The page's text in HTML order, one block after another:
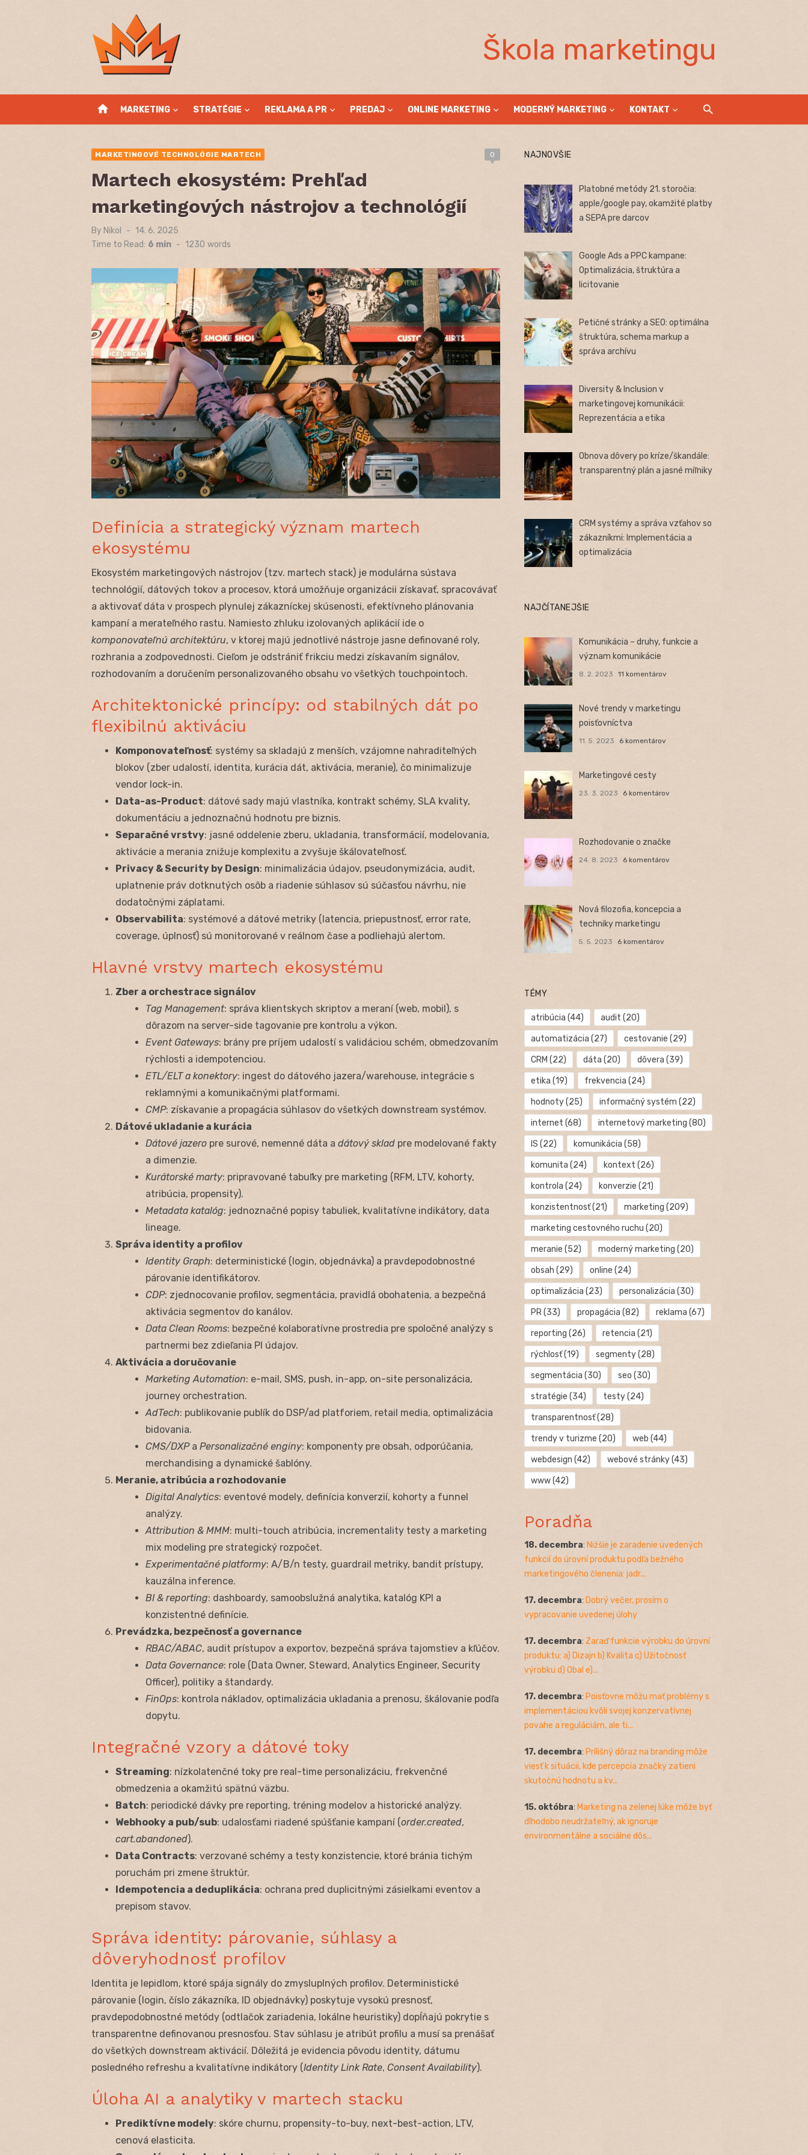
Škola marketingu
home MARKETING STRATÉGIE REKLAMA A PR PREDAJ ONLINE MARKETING MODERNÝ MARKETING KONTAKT
MARKETINGOVÉ TECHNOLÓGIE MARTECH 0
Martech ekosystém: Prehľad
marketingových nástrojov a technológií
By Nikol
Posted
on
14. 6. 2025
Time to Read: 6 min - 1230 words
Definícia a strategický význam martech
ekosystému
Ekosystém marketingových nástrojov (tzv. martech stack) je modulárna sústava
technológií, dátových tokov a procesov, ktorá umožňuje organizácii získavať, spracovávať
a aktivovať dáta v prospech plynulej zákazníckej skúsenosti, efektívneho plánovania
kampaní a merateľného rastu. Namiesto zhluku izolovaných aplikácií ide o
komponovateľnú architektúru, v ktorej majú jednotlivé nástroje jasne definované roly,
rozhrania a zodpovednosti. Cieľom je odstrániť frikciu medzi získavaním signálov,
rozhodovaním a doručením personalizovaného obsahu vo všetkých touchpointoch.
Architektonické princípy: od stabilných dát po
flexibilnú aktiváciu
Komponovateľnosť: systémy sa skladajú z menších, vzájomne nahraditeľných
blokov (zber udalostí, identita, kurácia dát, aktivácia, meranie), čo minimalizuje
vendor lock-in.
Data-as-Product: dátové sady majú vlastníka, kontrakt schémy, SLA kvality,
dokumentáciu a jednoznačnú hodnotu pre biznis.
Separačné vrstvy: jasné oddelenie zberu, ukladania, transformácií, modelovania,
aktivácie a merania znižuje komplexitu a zvyšuje škálovateľnosť.
Privacy & Security by Design: minimalizácia údajov, pseudonymizácia, audit,
uplatnenie práv dotknutých osôb a riadenie súhlasov sú súčasťou návrhu, nie
dodatočnými záplatami.
Observabilita: systémové a dátové metriky (latencia, priepustnosť, error rate,
coverage, úplnosť) sú monitorované v reálnom čase a podliehajú alertom.
Hlavné vrstvy martech ekosystému
Zber a orchestrace signálov
Tag Management: správa klientskych skriptov a meraní (web, mobil), s
dôrazom na server-side tagovanie pre kontrolu a výkon.
Event Gateways: brány pre príjem udalostí s validáciou schém, obmedzovaním
rýchlosti a idempotenciou.
ETL/ELT a konektory: ingest do dátového jazera/warehouse, integrácie s
reklamnými a komunikačnými platformami.
CMP: získavanie a propagácia súhlasov do všetkých downstream systémov.
Dátové ukladanie a kurácia
Dátové jazero pre surové, nemenné dáta a dátový sklad pre modelované fakty
a dimenzie.
Kurátorské marty: pripravované tabuľky pre marketing (RFM, LTV, kohorty,
atribúcia, propensity).
Metadata katalóg: jednoznačné popisy tabuliek, kvalitatívne indikátory, data
lineage.
Správa identity a profilov
Identity Graph: deterministické (login, objednávka) a pravdepodobnostné
párovanie identifikátorov.
CDP: zjednocovanie profilov, segmentácia, pravidlá obohatenia, a bezpečná
aktivácia segmentov do kanálov.
Data Clean Rooms: bezpečné kolaboratívne prostredia pre spoločné analýzy s
partnermi bez zdieľania PI údajov.
Aktivácia a doručovanie
Marketing Automation: e-mail, SMS, push, in-app, on-site personalizácia,
journey orchestration.
AdTech: publikovanie publík do DSP/ad platforiem, retail media, optimalizácia
bidovania.
CMS/DXPa Personalizačné enginy: komponenty pre obsah, odporúčania,
merchandising a dynamické šablóny.
Meranie, atribúcia a rozhodovanie
Digital Analytics: eventové modely, definícia konverzií, kohorty a funnel
analýzy.
Attribution & MMM: multi-touch atribúcia, incrementality testy a marketing
mix modeling pre strategický rozpočet.
Experimentačné platformy: A/B/n testy, guardrail metriky, bandit prístupy,
kauzálna inference.
BI & reporting: dashboardy, samoobslužná analytika, katalóg KPI a
konzistentné definície.
Prevádzka, bezpečnosť a governance
RBAC/ABAC, audit prístupov a exportov, bezpečná správa tajomstiev a kľúčov.
Data Governance: role (Data Owner, Steward, Analytics Engineer, Security
Officer), politiky a štandardy.
FinOps: kontrola nákladov, optimalizácia ukladania a prenosu, škálovanie podľa
dopytu.
Integračné vzory a dátové toky
Streaming: nízkolatenčné toky pre real-time personalizáciu, frekvenčné
obmedzenia a okamžitú spätnú väzbu.
Batch: periodické dávky pre reporting, tréning modelov a historické analýzy.
Webhooky a pub/sub: udalosťami riadené spúšťanie kampaní (order.created,
cart.abandoned).
Data Contracts: verzované schémy a testy konzistencie, ktoré bránia tichým
poruchám pri zmene štruktúr.
Idempotencia a deduplikácia: ochrana pred duplicitnými zásielkami eventov a
prepisom stavov.
Správa identity: párovanie, súhlasy a
dôveryhodnosť profilov
Identita je lepidlom, ktoré spája signály do zmysluplných profilov. Deterministické
párovanie (login, číslo zákazníka, ID objednávky) poskytuje vysokú presnosť,
pravdepodobnostné metódy (odtlačok zariadenia, lokálne heuristiky) dopĺňajú pokrytie s
transparentne definovanou presnosťou. Stav súhlasu je atribút profilu a musí sa prenášať
do všetkých downstream aktivácií. Dôležitá je evidencia pôvodu identity, dátumu
posledného refreshu a kvalitatívne indikátory (Identity Link Rate, Consent Availability).
Úloha AI a analytiky v martech stacku
Prediktívne modely: skóre churnu, propensity-to-buy, next-best-action, LTV,
cenová elasticita.
NAJNOVŠIE
Platobné metódy 21. storočia:
apple/google pay, okamžité platby
a SEPA pre darcov
Google Ads a PPC kampane:
Optimalizácia, štruktúra a
licitovanie
Petičné stránky a SEO: optimálna
štruktúra, schema markup a
správa archívu
Diversity & Inclusion v
marketingovej komunikácii:
Reprezentácia a etika
Obnova dôvery po kríze/škandále:
transparentný plán a jasné míľniky
CRM systémy a správa vzťahov so
zákazníkmi: Implementácia a
optimalizácia
NAJČÍTANEJŠIE
Komunikácia – druhy, funkcie a
význam komunikácie
8. 2. 2023 11 komentárov
Nové trendy v marketingu
poisťovníctva
11. 5. 2023 6 komentárov
Marketingové cesty
23. 3. 2023 6 komentárov
Rozhodovanie o značke
24. 8. 2023 6 komentárov
Nová filozofia, koncepcia a
techniky marketingu
5. 5. 2023 6 komentárov
TÉMY
atribúcia (44) audit (20)
automatizácia (27) cestovanie (29)
CRM (22) dáta (20) dôvera (39)
etika (19) frekvencia (24)
hodnoty(25) informačný systém (22)
internet (68) internetový marketing (80)
IS (22) komunikácia (58)
komunita (24) kontext (26)
kontrola (24) konverzie (21)
konzistentnosť(21) marketing (209)
marketing cestovného ruchu (20)
meranie (52) moderný marketing (20)
obsah (29) online (24)
optimalizácia (23) personalizácia (30)
PR(33) propagácia (82) reklama (67)
reporting (26) retencia (21)
rýchlosť(19) segmenty(28)
segmentácia (30) seo (30)
stratégie (34) testy(24)
transparentnosť(28)
trendy v turizme (20) web (44)
webdesign (42) webové stránky(43)
www(42)
Poradňa
18. decembra: Nižšie je zaradenie uvedených
funkcií do úrovní produktu podľa bežného
marketingového členenia: jadr...
17. decembra: Dobrý večer, prosím o
vypracovanie uvedenej úlohy
17. decembra: Zaraď funkcie výrobku do úrovní
produktu: a) Dizajn b) Kvalita c) Užitočnosť
výrobku d) Obal e)...
17. decembra: Poisťovne môžu mať problémy s
implementáciou kvôli svojej konzervatívnej
povahe a reguláciám, ale ti...
17. decembra: Prílišný dôraz na branding môže
viesť k situácii, kde percepcia značky zatieni
skutočnú hodnotu a kv...
15. októbra: Marketing na zelenej lúke môže byť
dlhodobo neudržateľný, ak ignoruje
environmentálne a sociálne dôs...